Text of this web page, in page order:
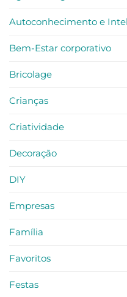
Reconexão
no
trabalho
Autoconhecimento e
Bem-Estar corporativo
Bricolage
Crianças
Criatividade
Decoração
DIY
Empresas
Família
Favoritos
Festas